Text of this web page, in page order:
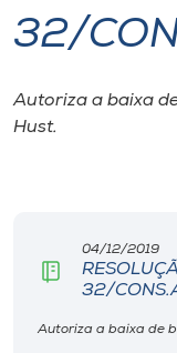
I.nova
Diplomados
32/
Autoriza a baixa
Hust.
04/12/2019
32/
Autoriza a baixa de